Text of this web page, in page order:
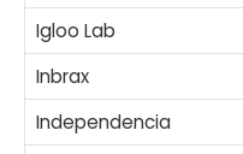
Igloo Lab
Inbrax
Independencia